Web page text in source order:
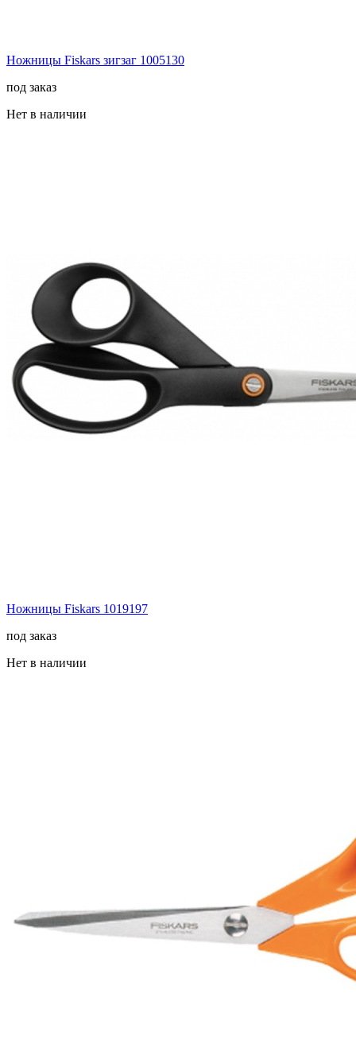
Ножницы Fiskars зигзаг 1005130
под заказ
Нет в наличии
Ножницы Fiskars 1019197
под заказ
Нет в наличии